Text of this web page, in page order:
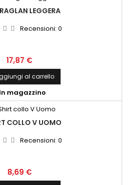
LEGGERA
Recensioni: 0
Prezzo
17,87 €
al carrello
In magazzino
COLLO V UOMO
Recensioni: 0
Prezzo
8,69 €